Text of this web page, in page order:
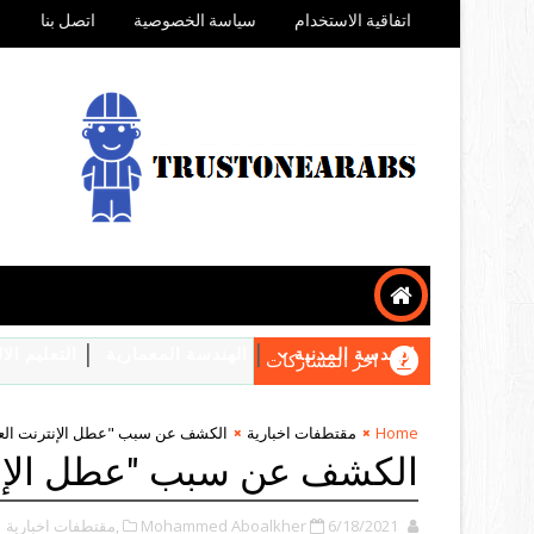
اتفاقية الاستخدام سياسة الخصوصية اتصل بنا
الهندسة المدنية
اخر المشاركات
Home مقتطفات اخبارية الكشف عن سبب "عطل الإنترنت
الكشف عن سبب "عطل
Mohammed Aboalkher 6/18/2021 ,مقتطفات اخبارية